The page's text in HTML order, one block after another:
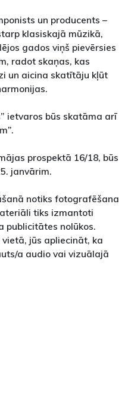
un producents –
klasiskajā mūzikā,
gados viņš pievērsies
radot skaņas, kas
un aicina skatītāju kļūt
ietvaros būs skatāma arī
prospektā 16/18, būs
janvārim.
notiks fotografēšana
tiks izmantoti
publicitātes nolūkos.
jūs apliecināt, ka
a audio vai vizuālajā